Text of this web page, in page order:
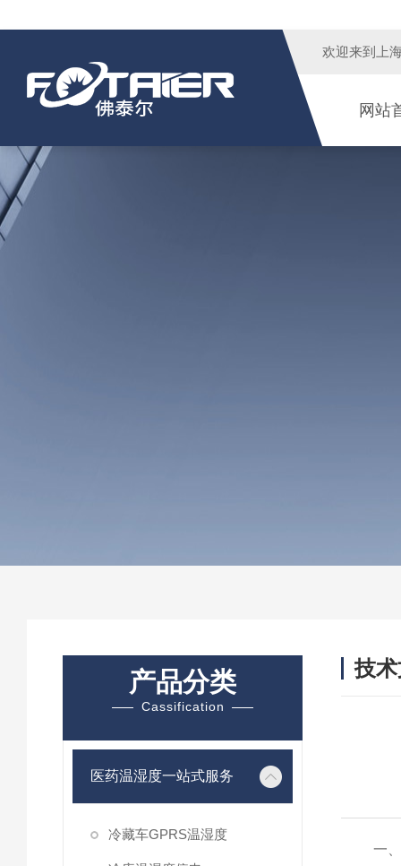
欢迎来到 上
网站
产品分类
Cassification
医药温湿度一站式服务
冷藏车GPRS温湿度
技
一